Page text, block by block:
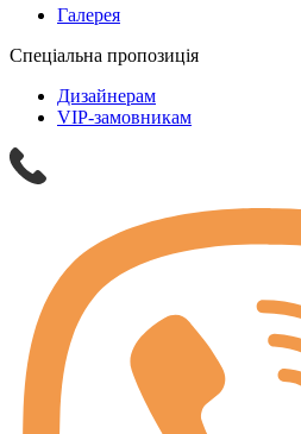
Галерея
Спеціальна пропозиція
Дизайнерам
VIP-замовникам